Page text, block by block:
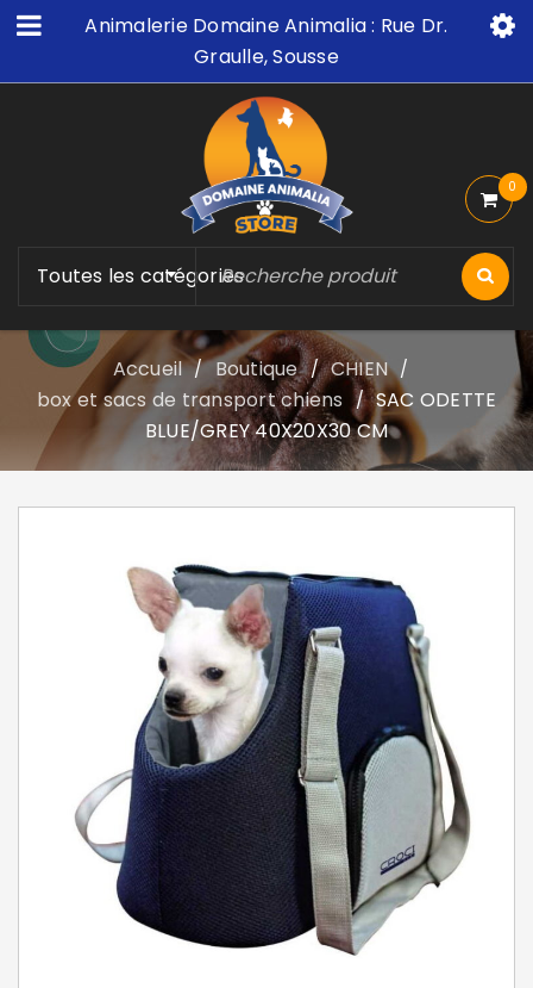
Animalerie Domaine Animalia : Rue Dr.
Graulle, Sousse
Toutes les catégories
0
Accueil / Boutique / CHIEN /
box et sacs de transport chiens / SAC ODETTE
BLUE/GREY 40X20X30 CM